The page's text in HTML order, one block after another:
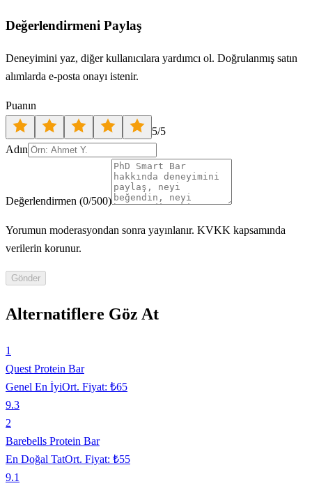
Değerlendirmeni Paylaş
Deneyimini yaz, diğer kullanıcılara yardımcı ol. Doğrulanmış satın
alımlarda e-posta onayı istenir.
Puanın
5/5
Adın
Değerlendirmen (0/500)
Yorumun moderasyondan sonra yayınlanır. KVKK kapsamında
verilerin korunur.
Gönder
Alternatiflere Göz At
1
Quest Protein Bar
Genel En İyiOrt. Fiyat: ₺65
9.3
2
Barebells Protein Bar
En Doğal TatOrt. Fiyat: ₺55
9.1